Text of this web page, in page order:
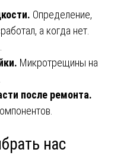
Определение,
а когда нет.
Микротрещины на
после ремонта.
нас